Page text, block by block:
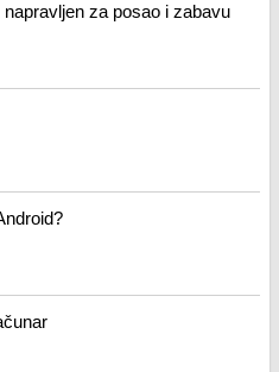
za posao i zabavu